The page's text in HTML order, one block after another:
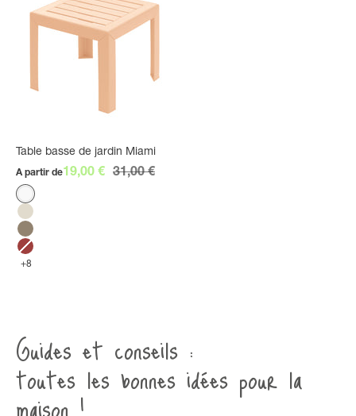
Table basse de jardin Miami
A partir dePrix de vente
19,00 € Prix normal
31,00 €
Couleur
Blanc
Lin
Taupe
Rouge Bossa Nova
+8
Guides et conseils :
toutes les bonnes idées pour la